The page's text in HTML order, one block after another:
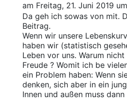
am Freitag, 21. Juni 2019
Da geh ich sowas von mit.
Beitrag.
Wenn wir unsere
haben wir (statistisch
Leben vor uns. Warum
Freude ? Womit ich be
ein Problem haben: Wenn
denken, sich aber in ein
Innen und außen muss dann